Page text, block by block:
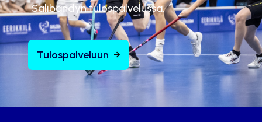
Salibandyn tulospalvelussa.
Tulospalveluun